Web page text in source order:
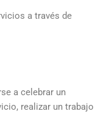
a través de
a celebrar un
realizar un trabajo